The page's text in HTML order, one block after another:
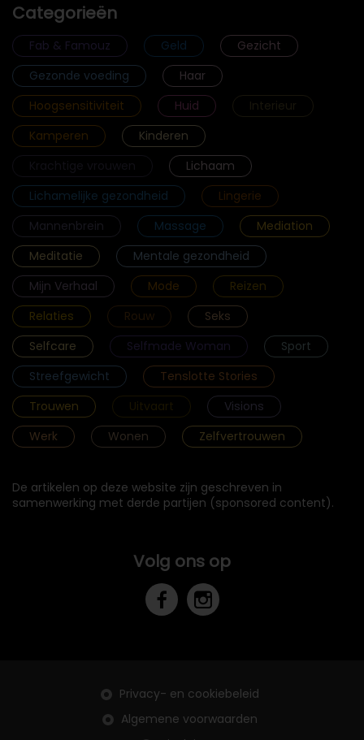
Categorieën
Fab & Famouz Geld
Gezicht
Gezonde voeding
Haar
Hoogsensitiviteit
Huid
Interieur
Kamperen
Kinderen
Lichaam
Lichamelijke gezondheid
Lingerie
Mannenbrein
Massage
Mediation
Meditatie
Mentale gezondheid
Mijn Verhaal
Mode
Reizen
Relaties
Rouw
Seks
Selfcare
Selfmade Woman
Sport
Streefgewicht
Tenslotte Stories
Trouwen
Uitvaart
Visions
Werk
Wonen Zelfvertrouwen
De artikelen op deze website zijn geschreven in
samenwerking met derde partijen (sponsored content).
Volg ons op
Privacy- en cookiebeleid
Algemene voorwaarden